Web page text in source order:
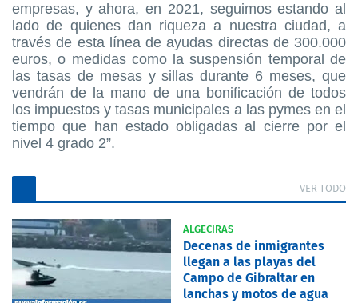
empresas, y ahora, en 2021, seguimos estando al
lado de quienes dan riqueza a nuestra ciudad, a
través de esta línea de ayudas directas de 300.000
euros, o medidas como la suspensión temporal de
las tasas de mesas y sillas durante 6 meses, que
vendrán de la mano de una bonificación de todos
los impuestos y tasas municipales a las pymes en el
tiempo que han estado obligadas al cierre por el
nivel 4 grado 2”.
VER TODO
ALGECIRAS
Decenas de inmigrantes
llegan a las playas del
Campo de Gibraltar en
lanchas y motos de agua